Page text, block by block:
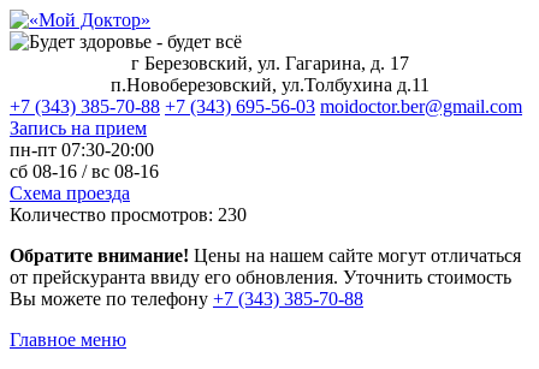
г Березовский, ул. Гагарина, д. 17
п.Новоберезовский, ул.Толбухина д.11
+7 (343) 385-70-88 +7 (343) 695-56-03 moidoctor.ber@gmail.com
Запись на прием
пн-пт 07:30-20:00
сб 08-16 /вс 08-16
Схема проезда
Количество просмотров: 230
Обратите внимание! Цены на нашем сайте могут отличаться
от прейскуранта ввиду его обновления. Уточнить стоимость
Вы можете по телефону +7 (343) 385‑70‑88
Главное меню